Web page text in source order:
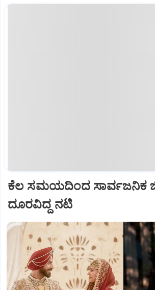
ಕೆಲ ಸಮಯದಿಂದ ಸಾರ್ವಜನಿಕ
ದೂರವಿದ್ದ ನಟಿ